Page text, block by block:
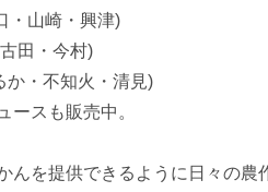
・山崎・興津)
田・今村)
か・不知火・清見)
ースも販売中。
んを提供できるように日々の農